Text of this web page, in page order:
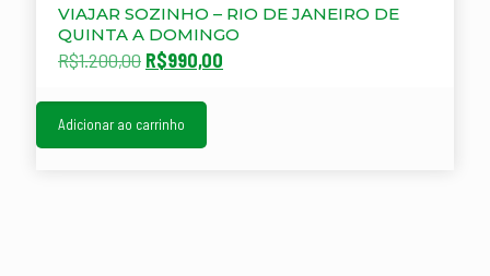
VIAJAR SOZINHO – RIO DE JANEIRO DE
QUINTA A DOMINGO
R$1.200,00 O
original
era:
R$1.200,00.
R$990,00
Adicionar ao carrinho